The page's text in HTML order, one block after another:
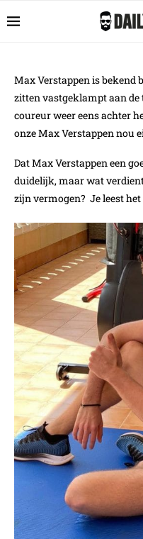
Max Verstappen is bekend
zitten vastgeklampt aan de
coureur weer eens achter
onze Max Verstappen nou
Dat Max Verstappen een
duidelijk, maar wat
zijn vermogen? Je leest